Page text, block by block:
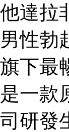
他達拉
男性勃
旗下最
是一款
司研發